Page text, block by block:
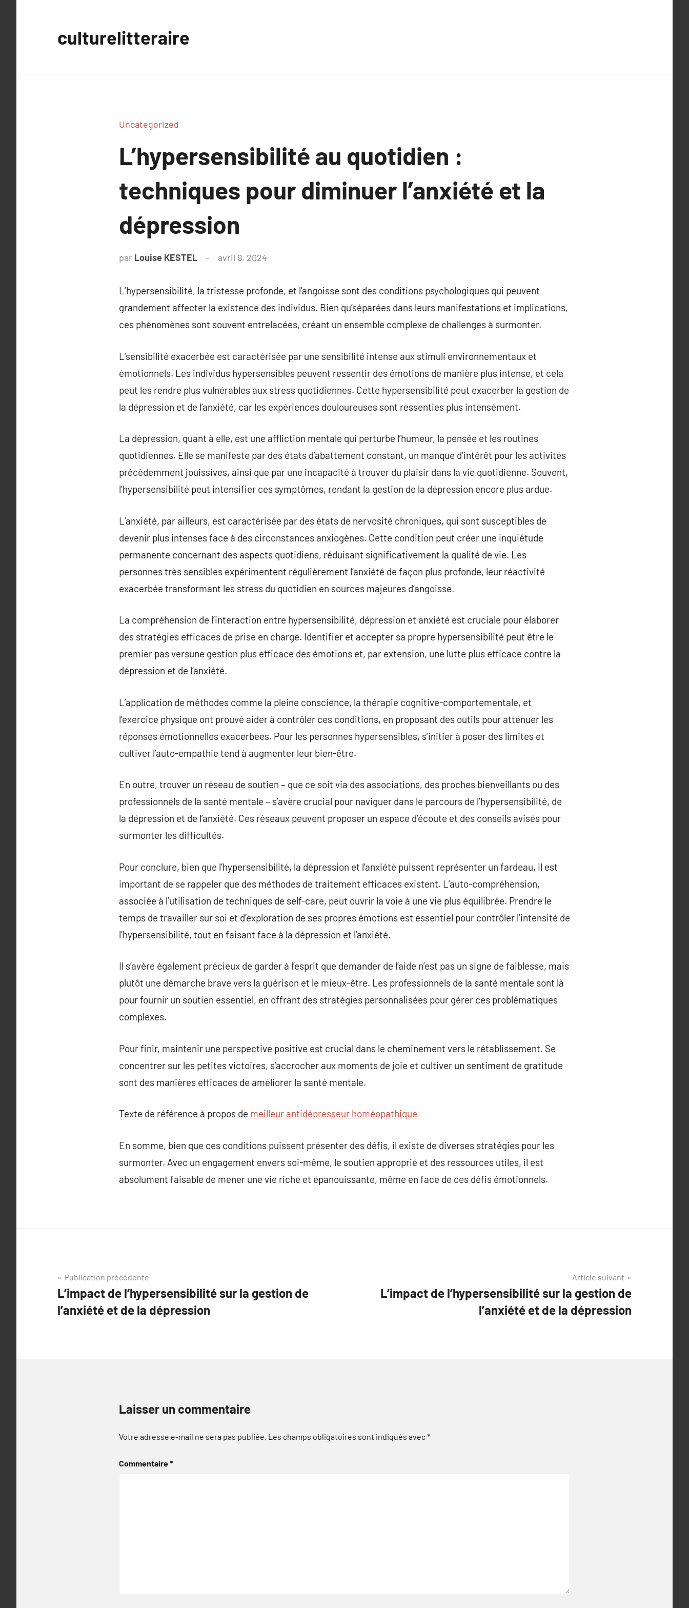
culturelitteraire
Uncategorized
L’hypersensibilité au quotidien :
techniques pour diminuer l’anxiété et la
dépression
par Louise KESTEL avril 9, 2024
L’hypersensibilité, la tristesse profonde, et l’angoisse sont des conditions psychologiques qui peuvent
grandement affecter la existence des individus. Bien qu’séparées dans leurs manifestations et implications,
ces phénomènes sont souvent entrelacées, créant un ensemble complexe de challenges à surmonter.
L’sensibilité exacerbée est caractérisée par une sensibilité intense aux stimuli environnementaux et
émotionnels. Les individus hypersensibles peuvent ressentir des émotions de manière plus intense, et cela
peut les rendre plus vulnérables aux stress quotidiennes. Cette hypersensibilité peut exacerber la gestion de
la dépression et de l’anxiété, car les expériences douloureuses sont ressenties plus intensément.
La dépression, quant à elle, est une affliction mentale qui perturbe l’humeur, la pensée et les routines
quotidiennes. Elle se manifeste par des états d’abattement constant, un manque d’intérêt pour les activités
précédemment jouissives, ainsi que par une incapacité à trouver du plaisir dans la vie quotidienne. Souvent,
l’hypersensibilité peut intensifier ces symptômes, rendant la gestion de la dépression encore plus ardue.
L’anxiété, par ailleurs, est caractérisée par des états de nervosité chroniques, qui sont susceptibles de
devenir plus intenses face à des circonstances anxiogènes. Cette condition peut créer une inquiétude
permanente concernant des aspects quotidiens, réduisant significativement la qualité de vie. Les
personnes très sensibles expérimentent régulièrement l’anxiété de façon plus profonde, leur réactivité
exacerbée transformant les stress du quotidien en sources majeures d’angoisse.
La compréhension de l’interaction entre hypersensibilité, dépression et anxiété est cruciale pour élaborer
des stratégies efficaces de prise en charge. Identifier et accepter sa propre hypersensibilité peut être le
premier pas versune gestion plus efficace des émotions et, par extension, une lutte plus efficace contre la
dépression et de l’anxiété.
L’application de méthodes comme la pleine conscience, la thérapie cognitive-comportementale, et
l’exercice physique ont prouvé aider à contrôler ces conditions, en proposant des outils pour atténuer les
réponses émotionnelles exacerbées. Pour les personnes hypersensibles, s’initier à poser des limites et
cultiver l’auto-empathie tend à augmenter leur bien-être.
En outre, trouver un réseau de soutien – que ce soit via des associations, des proches bienveillants ou des
professionnels de la santé mentale – s’avère crucial pour naviguer dans le parcours de l’hypersensibilité, de
la dépression et de l’anxiété. Ces réseaux peuvent proposer un espace d’écoute et des conseils avisés pour
surmonter les difficultés.
Pour conclure, bien que l’hypersensibilité, la dépression et l’anxiété puissent représenter un fardeau, il est
important de se rappeler que des méthodes de traitement efficaces existent. L’auto-compréhension,
associée à l’utilisation de techniques de self-care, peut ouvrir la voie à une vie plus équilibrée. Prendre le
temps de travailler sur soi et d’exploration de ses propres émotions est essentiel pour contrôler l’intensité de
l’hypersensibilité, tout en faisant face à la dépression et l’anxiété.
Il s’avère également précieux de garder à l’esprit que demander de l’aide n’est pas un signe de faiblesse, mais
plutôt une démarche brave vers la guérison et le mieux-être. Les professionnels de la santé mentale sont là
pour fournir un soutien essentiel, en offrant des stratégies personnalisées pour gérer ces problématiques
complexes.
Pour finir, maintenir une perspective positive est crucial dans le cheminement vers le rétablissement. Se
concentrer sur les petites victoires, s’accrocher aux moments de joie et cultiver un sentiment de gratitude
sont des manières efficaces de améliorer la santé mentale.
Texte de référence à propos de meilleur antidépresseur homéopathique
En somme, bien que ces conditions puissent présenter des défis, il existe de diverses stratégies pour les
surmonter. Avec un engagement envers soi-même, le soutien approprié et des ressources utiles, il est
absolument faisable de mener une vie riche et épanouissante, même en face de ces défis émotionnels.
Navigation
de
l’article
Publication précédente
L’impact de l’hypersensibilité sur la gestion de
l’anxiété et de la dépression
Article suivant
L’impact de l’hypersensibilité sur la gestion de
l’anxiété et de la dépression
Laisser un commentaire
Votre adresse e-mail ne sera pas publiée. Les champs obligatoires sont indiqués avec*
Commentaire*